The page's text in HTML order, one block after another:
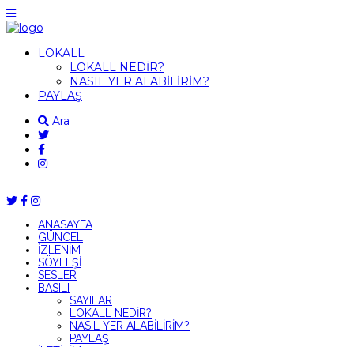
LOKALL
LOKALL NEDİR?
NASIL YER ALABİLİRİM?
PAYLAŞ
Ara
ANASAYFA
GÜNCEL
İZLENİM
SÖYLEŞİ
SESLER
BASILI
SAYILAR
LOKALL NEDİR?
NASIL YER ALABİLİRİM?
PAYLAŞ